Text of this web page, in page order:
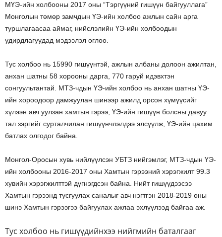
МҮЭ-ийн холбооны 2017 оны “Тэргүүний гишүүн байгууллага”
Монголын төмөр замчдын ҮЭ-ийн холбоо ажлын сайн арга
туршлагаасаа аймаг, нийслэлийн ҮЭ-ийн холбоодын
удирдлагуудад мэдээлэл өглөө.
Тус холбоо нь 15990 гишүүнтэй, ажлын албаны долоон ажилтан,
анхан шатны 58 хорооны дарга, 770 гаруй идэвхтэн
сонгуультантай. МТЗ-чдын ҮЭ-ийн холбоо нь анхан шатны ҮЭ-
ийн хороодоор дамжуулан шинээр ажилд орсон хүмүүсийг
хүлээн авч уулзан хамтын гэрээ, ҮЭ-ийн гишүүн болсны давуу
тал зэргийг сурталчилан гишүүнчлэлдээ элсүүлж, ҮЭ-ийн цахим
батлах олгодог байна.
Монгол-Оросын хувь нийлүүлсэн УБТЗ нийгэмлэг, МТЗ-чдын ҮЭ-
ийн холбооны 2016-2017 оны Хамтын гэрээний хэрэгжилт 99.3
хувийн хэрэгжилттэй дүгнэгдсэн байна. Нийт гишүүдээсээ
Хамтын гэрээнд тусгуулах саналыг авч нэгтгэн 2018-2019 оны
шинэ Хамтын гэрээгээ байгуулах ажлаа эхлүүлээд байгаа аж.
Тус холбоо нь гишүүдийнхээ нийгмийн баталгааг